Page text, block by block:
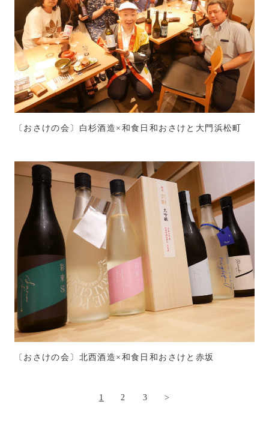
〔おさけの会〕白杉酒造×和食日和おさけと大門浜松町
〔おさけの会〕北西酒造×和食日和おさけと赤坂
1 2 3 >